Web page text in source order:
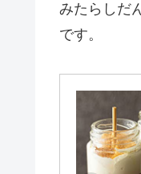
みたらしだ
です。